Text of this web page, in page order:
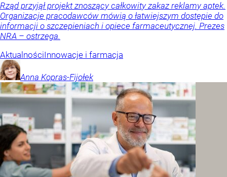
Rząd przyjął projekt znoszący całkowity zakaz reklamy aptek.
Organizacje pracodawców mówią o łatwiejszym dostępie do
informacji o szczepieniach i opiece farmaceutycznej. Prezes
NRA – ostrzega.
AktualnościInnowacje i farmacja
Anna Kopras-Fijołek